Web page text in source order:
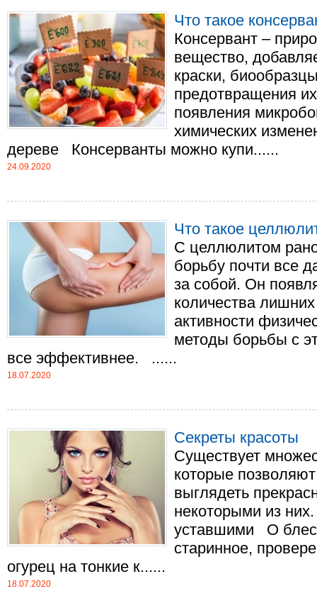
Что такое
Консервант –
вещество,
краски,
предотвращения
появления
химических
дереве Консерванты можно купи......
24.09.2020
Что такое
С целлюлитом
борьбу почти все
за собой. Он
количества
активности
методы борьбы с
все эффективнее. ......
18.07.2020
Секреты красоты
Существует
которые
выглядеть
некоторыми из
уставшими О
старинное,
огурец на тонкие к......
18.07.2020